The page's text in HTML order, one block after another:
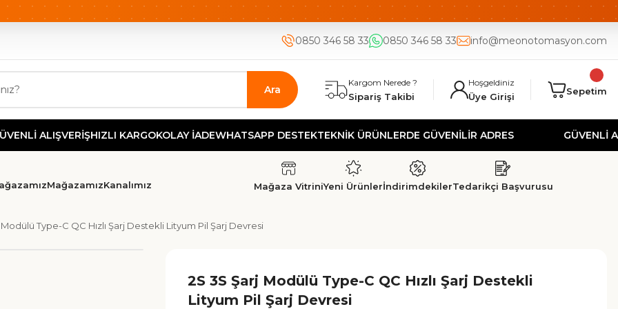
KARGO HIZLI KARGO GÜVENLİ ALIŞVERİŞ-KOLAY İADE UYGUN FİYAT
0850 346 58 33 0850 346 58 33 info@meonotomasyon.com
Ara
Kargom Nerede ?
Sipariş Takibi
Hoşgeldiniz
Üye Girişi Sepetim
ALIŞVERİŞHIZLI KARGOKOLAY İADEWHATSAPP DESTEKTEKNİK ÜRÜNLERDE GÜVENİLİR ADRES GÜVENLİ
MağazamızKanalımız Mağaza VitriniYeni ÜrünlerİndirimdekilerTedarikçi Başvurusu
Modülü Type-C QC Hızlı Şarj Destekli Lityum Pil Şarj Devresi
2S 3S Şarj Modülü Type-C QC Hızlı Şarj Destekli
Lityum Pil Şarj Devresi